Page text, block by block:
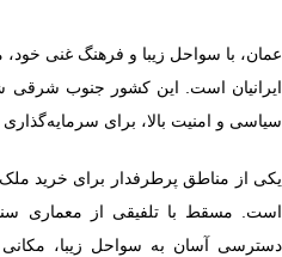
عمان، با سواحل زیبا و فرهنگ غنی
ایرانیان است. این کشور جنوب شرقی
سیاسی و امنیت بالا، برای
یکی از مناطق پرطرفدار برای خرید
است. مسقط با تلفیقی از معماری
دسترسی آسان به سواحل زیبا،